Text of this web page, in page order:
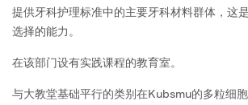
提供牙科护理标准中的主要牙科材料群体，这
选择的能力。
在该部门设有实践课程的教育室。
与大教堂基础平行的类别在Kubsmu的多粒细